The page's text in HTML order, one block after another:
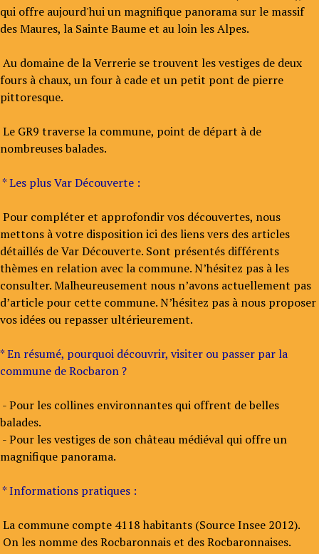
qui offre aujourd'hui un magnifique panorama sur le massif
des Maures, la Sainte Baume et au loin les Alpes.
Au domaine de la Verrerie se trouvent les vestiges de deux
fours à chaux, un four à cade et un petit pont de pierre
pittoresque.
Le GR9 traverse la commune, point de départ à de
nombreuses balades.
* Les plus Var Découverte :
Pour compléter et approfondir vos découvertes, nous
mettons à votre disposition ici des liens vers des articles
détaillés de Var Découverte. Sont présentés différents
thèmes en relation avec la commune. N’hésitez pas à les
consulter. Malheureusement nous n’avons actuellement pas
d’article pour cette commune. N’hésitez pas à nous proposer
vos idées ou repasser ultérieurement.
* En résumé, pourquoi découvrir, visiter ou passer par la
commune de Rocbaron ?
- Pour les collines environnantes qui offrent de belles
balades.
- Pour les vestiges de son château médiéval qui offre un
magnifique panorama.
* Informations pratiques :
La commune compte 4118 habitants (Source Insee 2012).
On les nomme des Rocbaronnais et des Rocbaronnaises.